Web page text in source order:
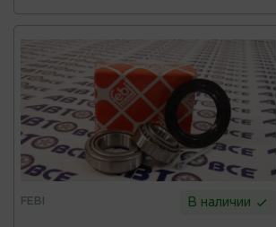
FEBI В наличии